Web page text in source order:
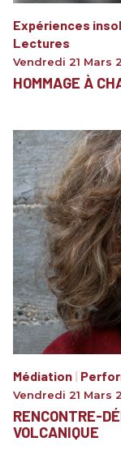
Expériences
Lectures
Vendredi 21 Mars
HOMMAGE À
Médiation |
Vendredi 21 Mars
RENCONTRE-
VOLCANIQUE